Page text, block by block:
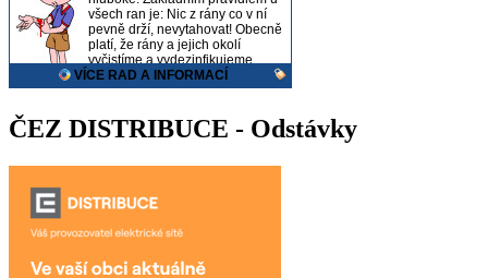
ČEZ DISTRIBUCE - Odstávky